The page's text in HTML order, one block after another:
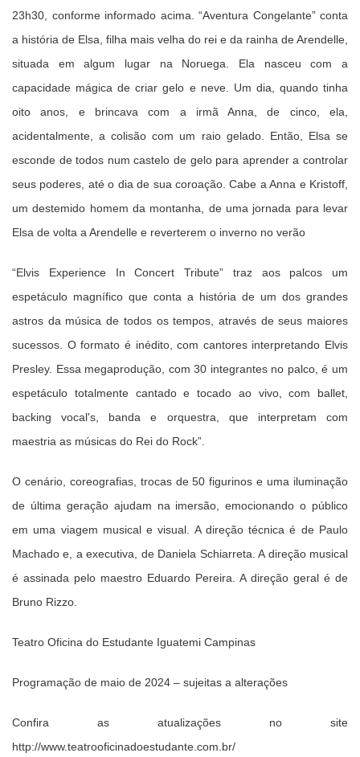
23h30, conforme informado acima. “Aventura Congelante” conta
a história de Elsa, filha mais velha do rei e da rainha de Arendelle,
situada em algum lugar na Noruega. Ela nasceu com a
capacidade mágica de criar gelo e neve. Um dia, quando tinha
oito anos, e brincava com a irmã Anna, de cinco, ela,
acidentalmente, a colisão com um raio gelado. Então, Elsa se
esconde de todos num castelo de gelo para aprender a controlar
seus poderes, até o dia de sua coroação. Cabe a Anna e Kristoff,
um destemido homem da montanha, de uma jornada para levar
Elsa de volta a Arendelle e reverterem o inverno no verão
“Elvis Experience In Concert Tribute” traz aos palcos um
espetáculo magnífico que conta a história de um dos grandes
astros da música de todos os tempos, através de seus maiores
sucessos. O formato é inédito, com cantores interpretando Elvis
Presley. Essa megaprodução, com 30 integrantes no palco, é um
espetáculo totalmente cantado e tocado ao vivo, com ballet,
backing vocal's, banda e orquestra, que interpretam com
maestria as músicas do Rei do Rock”.
O cenário, coreografias, trocas de 50 figurinos e uma iluminação
de última geração ajudam na imersão, emocionando o público
em uma viagem musical e visual. A direção técnica é de Paulo
Machado e, a executiva, de Daniela Schiarreta. A direção musical
é assinada pelo maestro Eduardo Pereira. A direção geral é de
Bruno Rizzo.
Teatro Oficina do Estudante Iguatemi Campinas
Programação de maio de 2024 – sujeitas a alterações
Confira as atualizações no site
http://www.teatrooficinadoestudante.com.br/